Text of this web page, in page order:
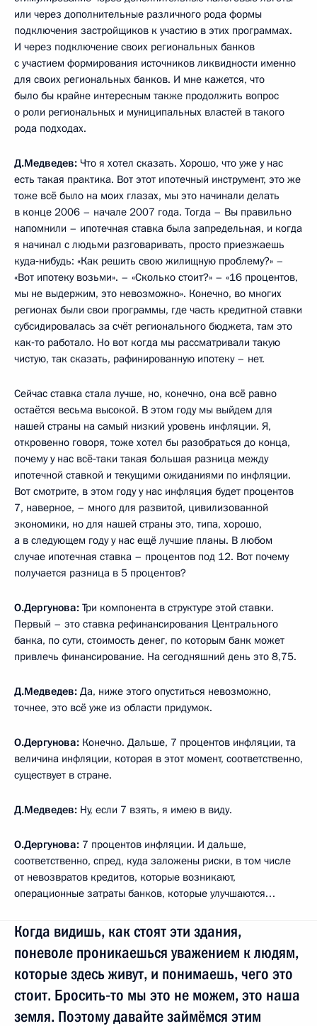
или через дополнительные различного рода формы
подключения застройщиков к участию в этих программах.
И через подключение своих региональных банков
с участием формирования источников ликвидности именно
для своих региональных банков. И мне кажется, что
было бы крайне интересным также продолжить вопрос
о роли региональных и муниципальных властей в такого
рода подходах.
Д.Медведев: Что я хотел сказать. Хорошо, что уже у нас
есть такая практика. Вот этот ипотечный инструмент, это же
тоже всё было на моих глазах, мы это начинали делать
в конце 2006 – начале 2007 года. Тогда – Вы правильно
напомнили – ипотечная ставка была запредельная, и когда
я начинал с людьми разговаривать, просто приезжаешь
куда‑нибудь: «Как решить свою жилищную проблему?» –
«Вот ипотеку возьми». – «Сколько стоит?» – «16 процентов,
мы не выдержим, это невозможно». Конечно, во многих
регионах были свои программы, где часть кредитной ставки
субсидировалась за счёт регионального бюджета, там это
как‑то работало. Но вот когда мы рассматривали такую
чистую, так сказать, рафинированную ипотеку – нет.
Сейчас ставка стала лучше, но, конечно, она всё равно
остаётся весьма высокой. В этом году мы выйдем для
нашей страны на самый низкий уровень инфляции. Я,
откровенно говоря, тоже хотел бы разобраться до конца,
почему у нас всё‑таки такая большая разница между
ипотечной ставкой и текущими ожиданиями по инфляции.
Вот смотрите, в этом году у нас инфляция будет процентов
7, наверное, – много для развитой, цивилизованной
экономики, но для нашей страны это, типа, хорошо,
а в следующем году у нас ещё лучшие планы. В любом
случае ипотечная ставка – процентов под 12. Вот почему
получается разница в 5 процентов?
О.Дергунова: Три компонента в структуре этой ставки.
Первый – это ставка рефинансирования Центрального
банка, по сути, стоимость денег, по которым банк может
привлечь финансирование. На сегодняшний день это 8,75.
Д.Медведев: Да, ниже этого опуститься невозможно,
точнее, это всё уже из области придумок.
О.Дергунова: Конечно. Дальше, 7 процентов инфляции, та
величина инфляции, которая в этот момент, соответственно,
существует в стране.
Д.Медведев: Ну, если 7 взять, я имею в виду.
О.Дергунова: 7 процентов инфляции. И дальше,
соответственно, спред, куда заложены риски, в том числе
от невозвратов кредитов, которые возникают,
операционные затраты банков, которые улучшаются…
Когда видишь, как стоят эти здания,
поневоле проникаешься уважением к людям,
которые здесь живут, и понимаешь, чего это
стоит. Бросить‑то мы это не можем, это наша
земля. Поэтому давайте займёмся этим